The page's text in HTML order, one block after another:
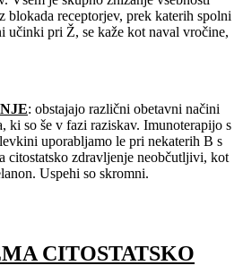
receptorjev, prek katerih spolni
učinki pri Ž, se kaže kot naval vročine,
: obstajajo različni obetavni načini
ki so še v fazi raziskav. Imunoterapijo s
uporabljamo le pri nekaterih B s
citostatsko zdravljenje neobčutljivi, kot
Uspehi so skromni.
CITOSTATSKO